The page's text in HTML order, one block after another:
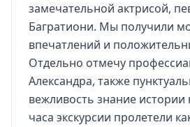
замечательной актрисой,
Багратиони. Мы получили
впечатлений и
Отдельно отмечу
Александра, также
вежливость знание истории
часа экскурсии пролетели